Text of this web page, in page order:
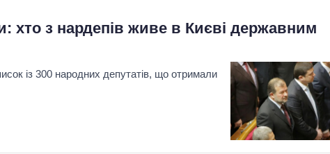
хто з нардепів живе в Києві державним
із 300 народних депутатів, що отримали
Як змінився
бюджет
Міністерства
оборони за 13
років війни з
росією